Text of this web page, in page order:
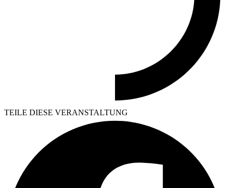
TEILE DIESE VERANSTALTUNG